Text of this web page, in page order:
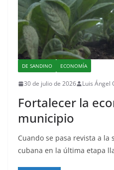
DE SANDINO ECONOMÍA
30 de julio de 2026 Luis Ángel
Fortalecer la
municipio
Cuando se pasa revista a la
cubana en la última etapa